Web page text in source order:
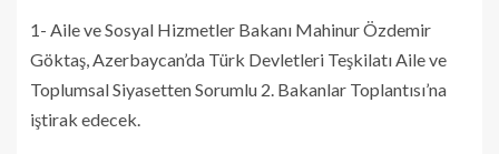
1- Aile ve Sosyal Hizmetler Bakanı Mahinur Özdemir
Göktaş, Azerbaycan’da Türk Devletleri Teşkilatı Aile ve
Toplumsal Siyasetten Sorumlu 2. Bakanlar Toplantısı’na
iştirak edecek.